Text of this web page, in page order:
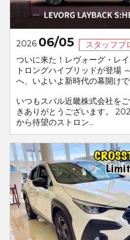
2026 06/05
スタッフブ
ついに来た！レヴォーグ・レ
トロングハイブリッドが登場
へ、いよいよ新時代の幕開けで
いつもスバル近畿株式会社を
きありがとうございます。
から待望のストロン...